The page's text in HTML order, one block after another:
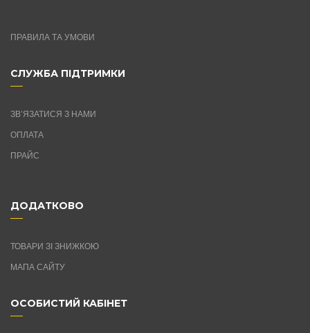
ПРАВИЛА ТА УМОВИ
СЛУЖБА ПІДТРИМКИ
ЗВ’ЯЗАТИСЯ З НАМИ
ОПЛАТА
ПРАЙС
ДОДАТКОВО
ТОВАРИ ЗІ ЗНИЖКОЮ
МАПА САЙТУ
ОСОБИСТИЙ КАБІНЕТ